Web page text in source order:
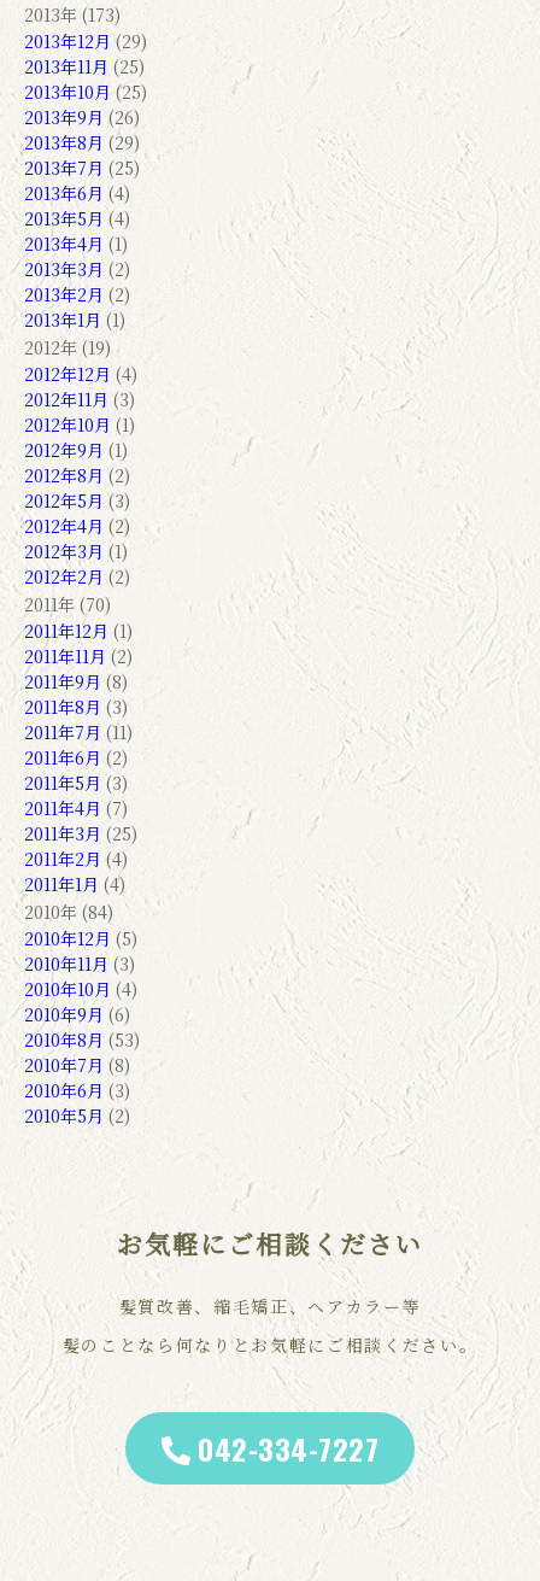
2013年 (173)
2013年12月 (29)
2013年11月 (25)
2013年10月 (25)
2013年9月 (26)
2013年8月 (29)
2013年7月 (25)
2013年6月 (4)
2013年5月 (4)
2013年4月 (1)
2013年3月 (2)
2013年2月 (2)
2013年1月 (1)
2012年 (19)
2012年12月 (4)
2012年11月 (3)
2012年10月 (1)
2012年9月 (1)
2012年8月 (2)
2012年5月 (3)
2012年4月 (2)
2012年3月 (1)
2012年2月 (2)
2011年 (70)
2011年12月 (1)
2011年11月 (2)
2011年9月 (8)
2011年8月 (3)
2011年7月 (11)
2011年6月 (2)
2011年5月 (3)
2011年4月 (7)
2011年3月 (25)
2011年2月 (4)
2011年1月 (4)
2010年 (84)
2010年12月 (5)
2010年11月 (3)
2010年10月 (4)
2010年9月 (6)
2010年8月 (53)
2010年7月 (8)
2010年6月 (3)
2010年5月 (2)
お気軽にご相談ください
髪質改善、縮毛矯正、ヘアカラー等
髪のことなら何なりとお気軽にご相談ください。
042-334-7227